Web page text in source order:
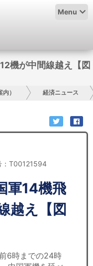
Menu
機が中間線越え【図
） 経済ニュース
：T00121594
軍14機飛
越え【図
6時までの24時